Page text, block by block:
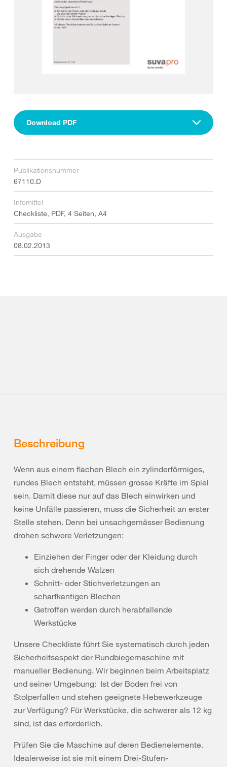
Download PDF
Publikationsnummer
67110.D
Infomittel
Checkliste, PDF, 4 Seiten, A4
Ausgabe
08.02.2013
Beschreibung
Wenn aus einem flachen Blech ein zylinderförmiges,
rundes Blech entsteht, müssen grosse Kräfte im Spiel
sein. Damit diese nur auf das Blech einwirken und
keine Unfälle passieren, muss die Sicherheit an erster
Stelle stehen. Denn bei unsachgemässer Bedienung
drohen schwere Verletzungen:
Einziehen der Finger oder der Kleidung durch
sich drehende Walzen
Schnitt- oder Stichverletzungen an
scharfkantigen Blechen
Getroffen werden durch herabfallende
Werkstücke
Unsere Checkliste führt Sie systematisch durch jeden
Sicherheitsaspekt der Rundbiegemaschine mit
manueller Bedienung. Wir beginnen beim Arbeitsplatz
und seiner Umgebung: Ist der Boden frei von
Stolperfallen und stehen geeignete Hebewerkzeuge
zur Verfügung? Für Werkstücke, die schwerer als 12 kg
sind, ist das erforderlich.
Prüfen Sie die Maschine auf deren Bedienelemente.
Idealerweise ist sie mit einem Drei-Stufen-